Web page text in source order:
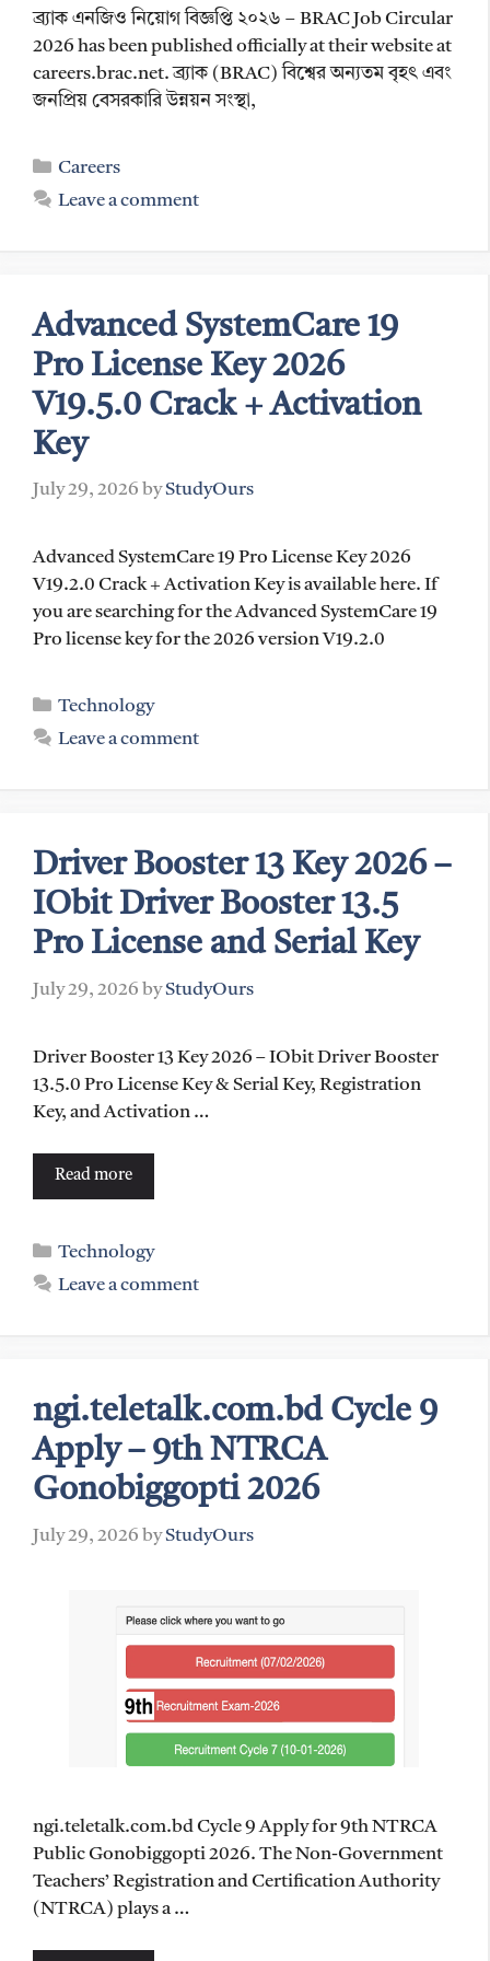
ব্র্যাক এনজিও নিয়োগ বিজ্ঞপ্তি ২০২৬ – BRAC Job Circular
2026 has been published officially at their website at
careers.brac.net. ব্র্যাক (BRAC) বিশ্বের অন্যতম বৃহৎ এবং
জনপ্রিয় বেসরকারি উন্নয়ন সংস্থা,
Categories
Careers
Leave a comment
Advanced SystemCare 19
Pro License Key 2026
V19.5.0 Crack + Activation
Key
July 29, 2026 byStudyOurs
Advanced SystemCare 19 Pro License Key 2026
V19.2.0 Crack + Activation Key is available here. If
you are searching for the Advanced SystemCare 19
Pro license key for the 2026 version V19.2.0
Categories
Technology
Leave a comment
Driver Booster 13 Key 2026 –
IObit Driver Booster 13.5
Pro License and Serial Key
July 29, 2026 byStudyOurs
Driver Booster 13 Key 2026 – IObit Driver Booster
13.5.0 Pro License Key & Serial Key, Registration
Key, and Activation …
Read more
Categories
Technology
Leave a comment
ngi.teletalk.com.bd Cycle 9
Apply – 9th NTRCA
Gonobiggopti 2026
July 29, 2026 byStudyOurs
ngi.teletalk.com.bd Cycle 9 Apply for 9th NTRCA
Public Gonobiggopti 2026. The Non-Government
Teachers’ Registration and Certification Authority
(NTRCA) plays a …